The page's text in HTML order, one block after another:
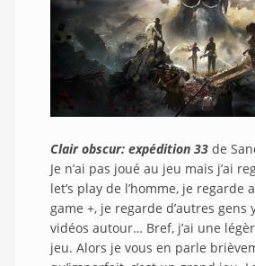
Clair obscur: expédition 33 de
Je n’ai pas joué au jeu mais j’ai
let’s play de l’homme, je regarde
game +, je regarde d’autres gens
vidéos autour… Bref, j’ai une
jeu. Alors je vous en parle